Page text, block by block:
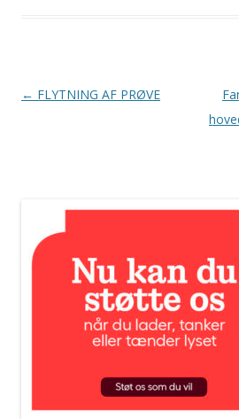
Indlægsnavigation
← FLYTNING AF PRØVE